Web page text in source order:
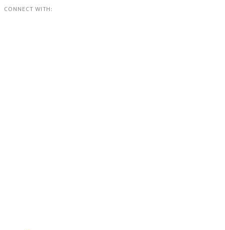
CONNECT WITH: